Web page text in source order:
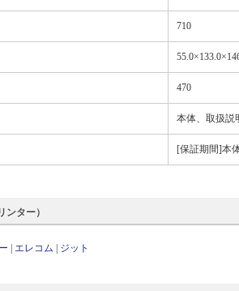
710
470
本体、取扱説
[保証期間]本
ンター）
エレコム ジット